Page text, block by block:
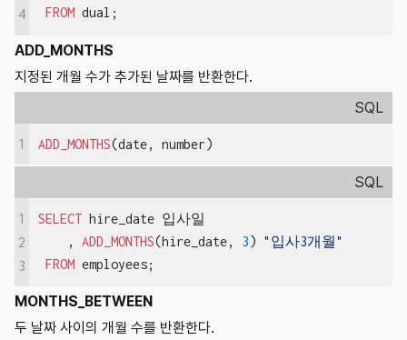
4
FROM dual;
ADD_MONTHS
지정된 개월 수가 추가된 날짜를 반환한다.
SQL
1 ADD_MONTHS(date, number)
SQL
1
2
3
SELECT hire_date 입사일
    ,
ADD_MONTHS(hire_date, 3) "입사3개월"
FROM employees;
MONTHS_BETWEEN
두 날짜 사이의 개월 수를 반환한다.